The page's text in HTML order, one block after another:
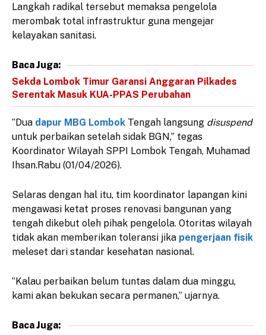
Langkah radikal tersebut memaksa pengelola
merombak total infrastruktur guna mengejar
kelayakan sanitasi.
Baca Juga:
Sekda Lombok Timur Garansi Anggaran Pilkades
Serentak Masuk KUA-PPAS Perubahan
​”Dua dapur MBG Lombok Tengah langsung disuspend
untuk perbaikan setelah sidak BGN,” tegas
Koordinator Wilayah SPPI Lombok Tengah, Muhamad
Ihsan.Rabu (01/04/2026).
​Selaras dengan hal itu, tim koordinator lapangan kini
mengawasi ketat proses renovasi bangunan yang
tengah dikebut oleh pihak pengelola. Otoritas wilayah
tidak akan memberikan toleransi jika pengerjaan fisik
meleset dari standar kesehatan nasional.
​”Kalau perbaikan belum tuntas dalam dua minggu,
kami akan bekukan secara permanen,” ujarnya.
Baca Juga: